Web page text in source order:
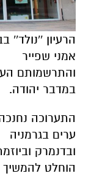
הרעיון ''נולד''
אמני שפייר
והתרשמותם
במדבר יהודה.
ערים בגרמניה
ובדנמרק
הוחלט להמשיך